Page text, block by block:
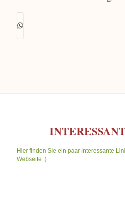
Hier finden Sie ein paar interessante
Webseite :)